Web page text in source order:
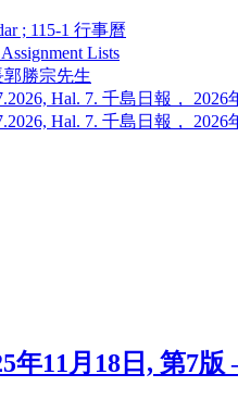
; 115-1 行事曆
Lists
勝宗先生
Hal. 7. 千島日報，
Hal. 7. 千島日報，
年11月18日, 第7